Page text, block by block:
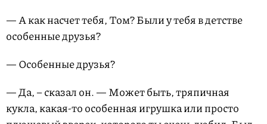
— А как насчет тебя, Том? Были у тебя в детстве
особенные друзья?
— Особенные друзья?
— Да, – сказал он. — Может быть, тряпичная
кукла, какая-то особенная игрушка или просто